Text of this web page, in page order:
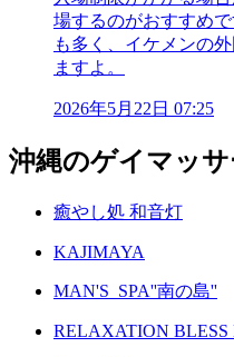
場するのがおすすめ
も多く、イケメンの
ますよ。
2026年5月22日 07:25
沖縄のゲイマッ
癒やし処 和音灯
KAJIMAYA
MAN'S_SPA''南の島''
RELAXATION